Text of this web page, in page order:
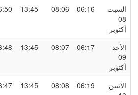
06:16
08:06
13:45
16:50
06:17
08:07
13:45
16:48
06:19
08:08
13:45
16:47